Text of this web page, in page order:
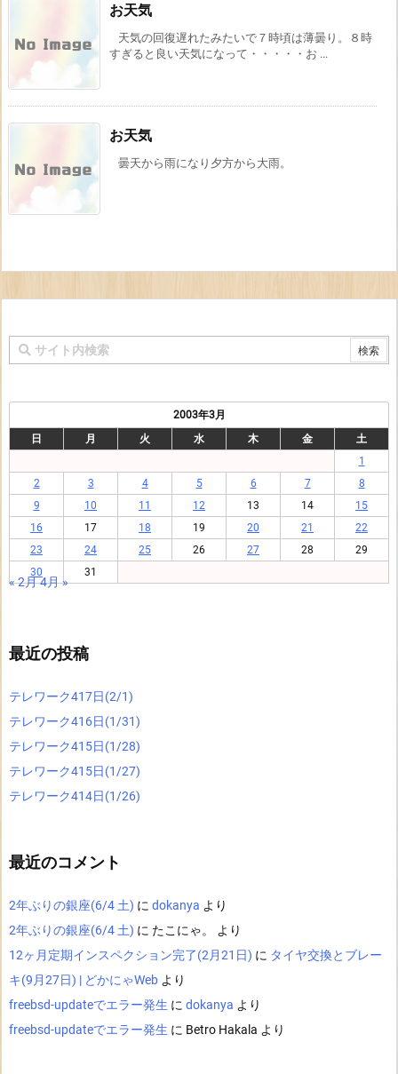
お天気
天気の回復遅れたみたいで７時頃は薄曇り。８時
すぎると良い天気になって・・・・・お ...
お天気
曇天から雨になり夕方から大雨。
2003年3月
日
月 火 水 木 金
土
1
2
3 4 5 6 7
8
9
10 11 12 13 14
15
16
17 18 19 20 21
22
23
24 25 26 27 28
29
30
31
« 2月4月 »
最近の投稿
テレワーク417日(2/1)
テレワーク416日(1/31)
テレワーク415日(1/28)
テレワーク415日(1/27)
テレワーク414日(1/26)
最近のコメント
2年ぶりの銀座(6/4 土) に dokanya より
2年ぶりの銀座(6/4 土) に たこにゃ。
より
12ヶ月定期インスペクション完了(2月21日) に タイヤ交換とブレー
キ(9月27日) | どかにゃWeb より
freebsd-updateでエラー発生 に dokanya より
freebsd-updateでエラー発生 に Betro Hakala より